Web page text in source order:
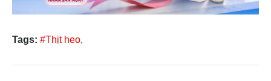
Tags: #Thịt heo,